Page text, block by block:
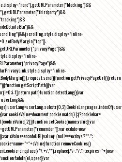
getPrivacyPageUrl(){return
getScriptPath(){var
-1))return path}function detectLang(){var
cookieValue=document.cookie.match(/(;)?cookiebar=
setCookie(name,value){var
exdate=new
cValue=encodeURI(value)+(null===exdays?"":";
removeCookies()
^\ +/,"").replace(/\=.*/,"=;expires="+(new
fadeIn(el,speed){var